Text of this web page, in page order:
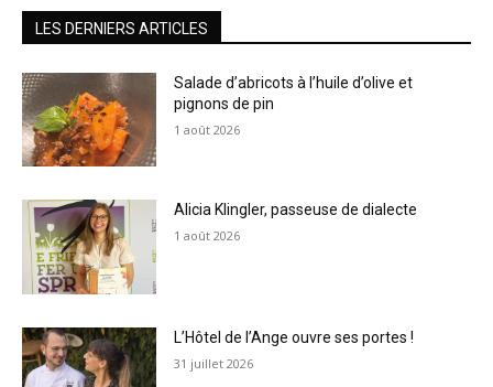
LES DERNIERS ARTICLES
Salade d’abricots à l’huile d’olive et
pignons de pin
1 août 2026
Alicia Klingler, passeuse de dialecte
1 août 2026
L’Hôtel de l’Ange ouvre ses portes !
31 juillet 2026